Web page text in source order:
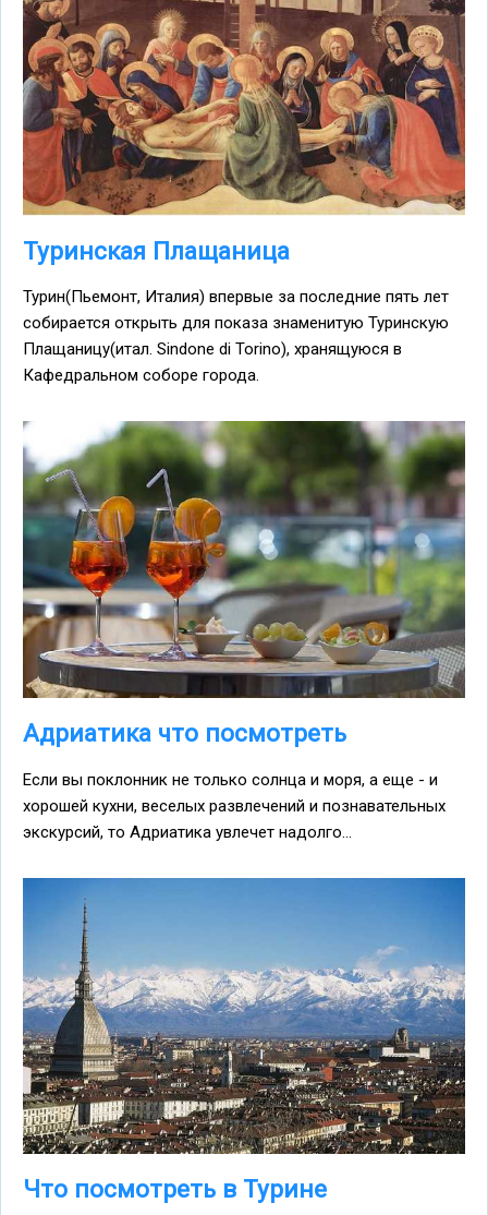
Туринская Плащаница
Турин(Пьемонт, Италия) впервые за последние пять лет
собирается открыть для показа знаменитую Туринскую
Плащаницу(итал. Sindone di Torino), хранящуюся в
Кафедральном соборе города.
Адриатика что посмотреть
Если вы поклонник не только солнца и моря, а еще - и
хорошей кухни, веселых развлечений и познавательных
экскурсий, то Адриатика увлечет надолго...
Что посмотреть в Турине